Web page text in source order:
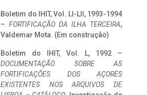
Boletim do IHIT, Vol. LI-LII, 1993-1994
– FORTIFICAÇÃO DA ILHA TERCEIRA,
Valdemar Mota. (Em construção)
Boletim do IHIT, Vol. L, 1992 –
DOCUMENTAÇÃO SOBRE AS
FORTIFICAÇÕES DOS AÇORES
EXISTENTES NOS ARQUIVOS DE